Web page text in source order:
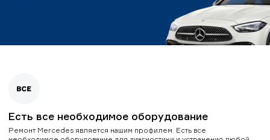
Есть все необходимое оборудование
Ремонт Mercedes является нашим профилем. Есть все